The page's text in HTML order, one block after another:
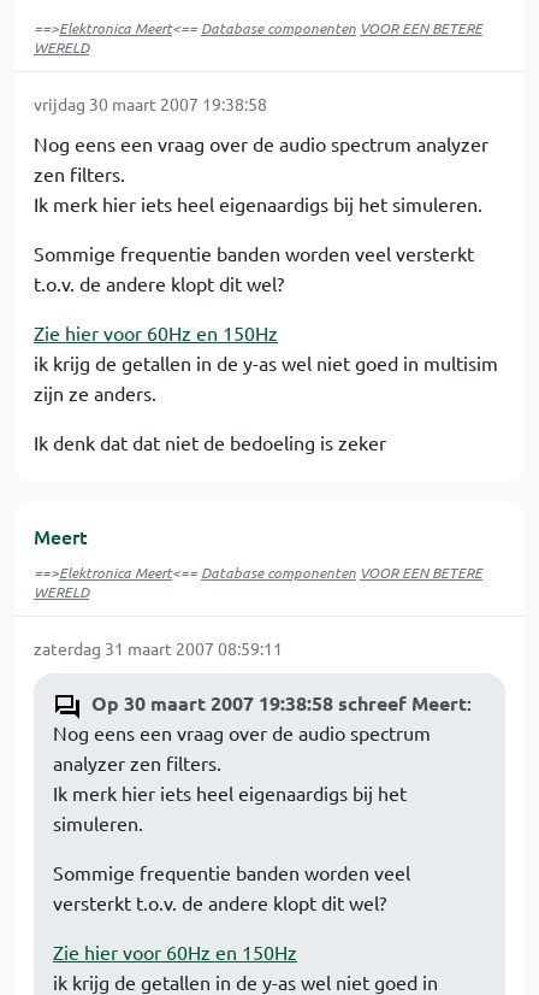
==>Elektronica Meert<==Database componenten VOOR EEN BETERE
WERELD
vrijdag 30 maart 2007 19:38:58
Nog eens een vraag over de audio spectrum analyzer
zen filters.
Ik merk hier iets heel eigenaardigs bij het simuleren.
Sommige frequentie banden worden veel versterkt
t.o.v. de andere klopt dit wel?
Zie hier voor 60Hz en 150Hz
ik krijg de getallen in de y-as wel niet goed in multisim
zijn ze anders.
Ik denk dat dat niet de bedoeling is zeker
Meert
==>Elektronica Meert<==Database componenten VOOR EEN BETERE
WERELD
zaterdag 31 maart 2007 08:59:11
Op 30 maart 2007 19:38:58 schreef Meert:
Nog eens een vraag over de audio spectrum
analyzer zen filters.
Ik merk hier iets heel eigenaardigs bij het
simuleren.
Sommige frequentie banden worden veel
versterkt t.o.v. de andere klopt dit wel?
Zie hier voor 60Hz en 150Hz
ik krijg de getallen in de y-as wel niet goed in